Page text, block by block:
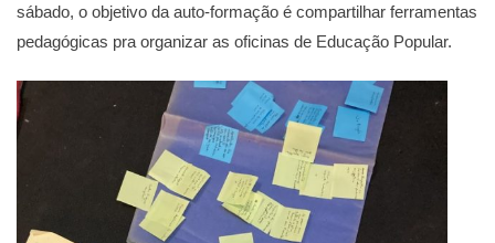
sábado, o objetivo da auto-formação é compartilhar ferramentas
pedagógicas pra organizar as oficinas de Educação Popular.